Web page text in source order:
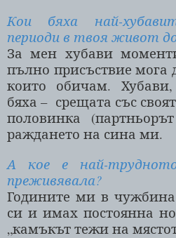
Кои бяха най-
периоди в твоя живот
За мен хубави
пълно присъствие мога
които обичам.
бяха – срещата със
половинка
раждането на сина ми.
А кое е най-
преживявала?
Годините ми в
си и имах постоянна
„камъкът тежи на